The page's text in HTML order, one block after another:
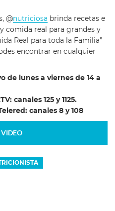
@nutriciosa brinda recetas e
comida real para grandes y
Real para toda la Familia”
encontrar en cualquier
de lunes a viernes de 14 a
canales 125 y 1125.
canales 8 y 108